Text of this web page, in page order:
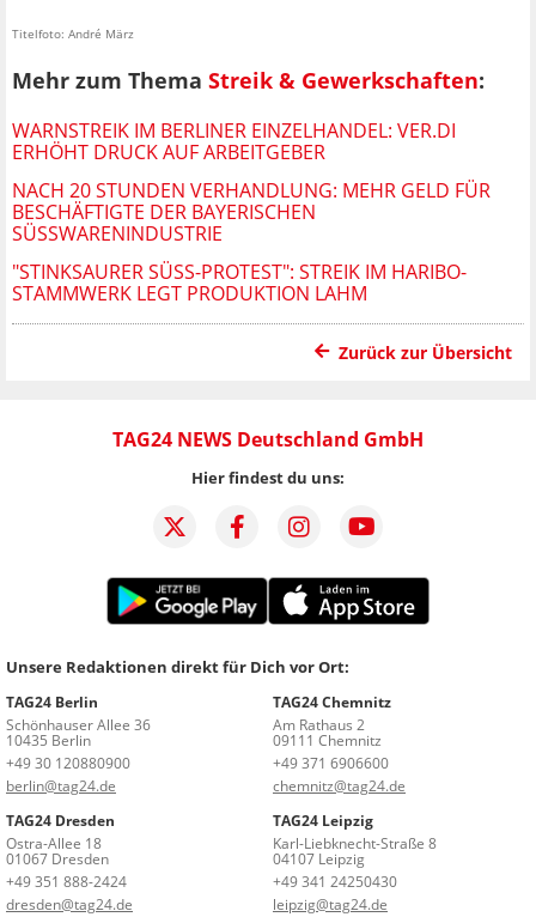
Titelfoto: André März
Mehr zum Thema Streik & Gewerkschaften:
WARNSTREIK IM BERLINER EINZELHANDEL: VER.DI
ERHÖHT DRUCK AUF ARBEITGEBER
NACH 20 STUNDEN VERHANDLUNG: MEHR GELD FÜR
BESCHÄFTIGTE DER BAYERISCHEN
SÜSSWARENINDUSTRIE
"STINKSAURER SÜSS-PROTEST": STREIK IM HARIBO-S
TAMMWERK LEGT PRODUKTION LAHM
Zurück zur Übersicht
TAG24 NEWS Deutschland GmbH
Hier findest du uns:
Unsere Redaktionen direkt für Dich vor Ort:
TAG24 Berlin
Schönhauser Allee 36
10435 Berlin
+49 30 120880900
berlin@tag24.de
TAG24 Chemnitz
Am Rathaus 2
09111 Chemnitz
+49 371 6906600
chemnitz@tag24.de
TAG24 Dresden
Ostra-Allee 18
01067 Dresden
+49 351 888-2424
dresden@tag24.de
TAG24 Leipzig
Karl-Liebknecht-Straße 8
04107 Leipzig
+49 341 24250430
leipzig@tag24.de